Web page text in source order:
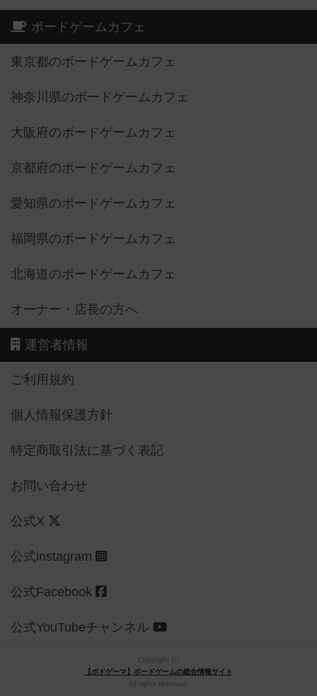
ボードゲームカフェ
東京都のボードゲームカフェ
神奈川県のボードゲームカフェ
大阪府のボードゲームカフェ
京都府のボードゲームカフェ
愛知県のボードゲームカフェ
福岡県のボードゲームカフェ
北海道のボードゲームカフェ
オーナー・店長の方へ
運営者情報
ご利用規約
個人情報保護方針
特定商取引法に基づく表記
お問い合わせ
公式X
公式instagram
公式Facebook
公式YouTubeチャンネル
Copyright (c)
【ボドゲーマ】ボードゲームの総合情報サイト
All rights reserved.